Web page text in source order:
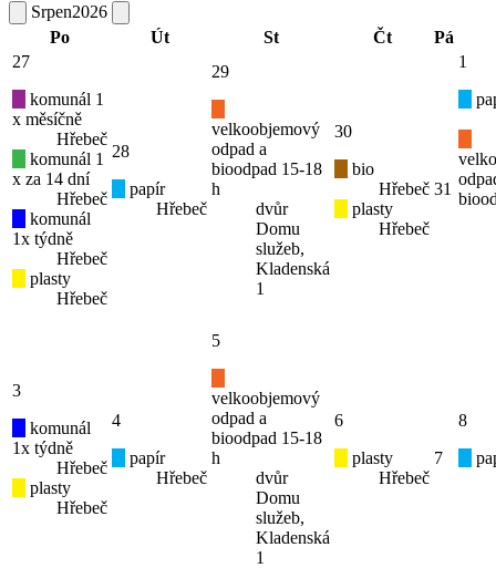
Srpen2026
Po
Út St Čt
Pá
27
komunál 1
x měsíčně
Hřebeč
komunál 1
x za 14 dní
Hřebeč
komunál
1x týdně
Hřebeč
plasty
Hřebeč
28
papír
Hřebeč
29
velkoobjemový
odpad a
bioodpad 15-18
h
dvůr
Domu
služeb,
Kladenská
1
30
bio
Hřebeč
plasty
Hřebeč
31
1
3
komunál
1x týdně
Hřebeč
plasty
Hřebeč
4
papír
Hřebeč
5
velkoobjemový
odpad a
bioodpad 15-18
h
dvůr
Domu
služeb,
Kladenská
1
6
plasty
Hřebeč
7
8